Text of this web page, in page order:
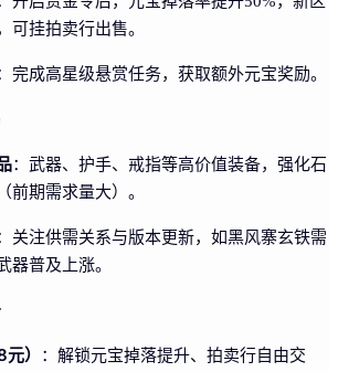
可挂拍卖行出售。
完成高星级悬赏任务，获取额外元宝奖励。
：武器、护手、戒指等高价值装备，强化石
前期需求量大）。
关注供需关系与版本更新，如黑风寨玄铁需
器普及上涨。
）
：解锁元宝掉落提升、拍卖行自由交